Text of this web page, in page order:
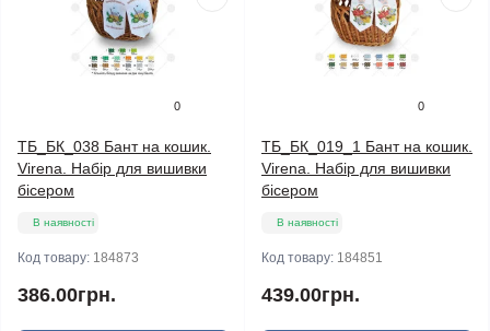
0
ТБ_БК_038 Бант на кошик.
Virena. Набір для вишивки
бісером
В наявності
Код товару: 184873
386.00грн.
0
ТБ_БК_019_1 Бант на кошик.
Virena. Набір для вишивки
бісером
В наявності
Код товару: 184851
439.00грн.